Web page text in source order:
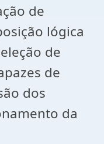
de
lógica
de
de
dos
da